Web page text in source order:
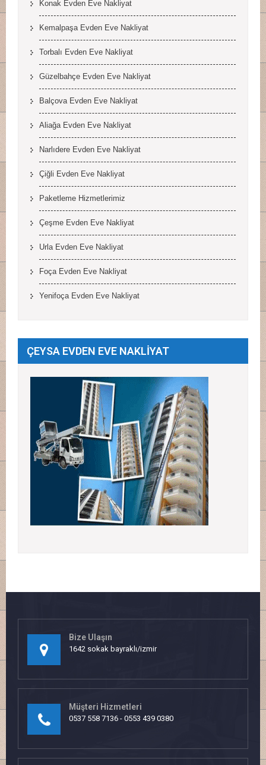
Konak Evden Eve Nakliyat
Kemalpaşa Evden Eve Nakliyat
Torbalı Evden Eve Nakliyat
Güzelbahçe Evden Eve Nakliyat
Balçova Evden Eve Nakliyat
Aliağa Evden Eve Nakliyat
Narlıdere Evden Eve Nakliyat
Çiğli Evden Eve Nakliyat
Paketleme Hizmetlerimiz
Çeşme Evden Eve Nakliyat
Urla Evden Eve Nakliyat
Foça Evden Eve Nakliyat
Yenifoça Evden Eve Nakliyat
ÇEYSA EVDEN EVE NAKLİYAT
Bize Ulaşın
1642 sokak bayraklı/izmir
Müşteri Hizmetleri
0537 558 7136 - 0553 439 0380